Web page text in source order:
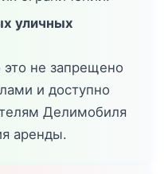
уличных
это не запрещено
и доступно
Делимобиля
аренды.